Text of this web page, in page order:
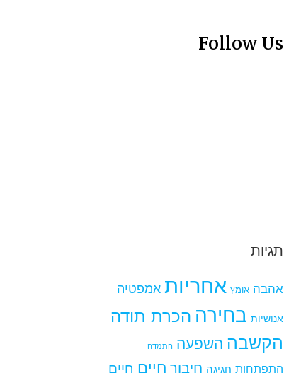
Follow Us
תגיות
אהבה אומץ אחריות אמפטיה
אנושיות בחירה הכרת תודה
הקשבה השפעה התמדה
התפתחות חגיגה חיבור חיים חיים